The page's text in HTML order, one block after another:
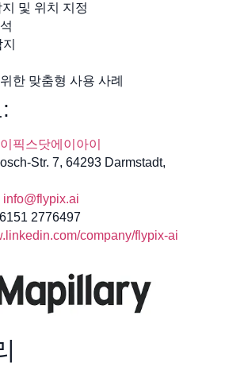
및 위치 지정
한 맞춤형 사용 사례
픽스닷에이아이
Str. 7, 64293 Darmstadt,
info@flypix.ai
2776497
company/flypix-ai